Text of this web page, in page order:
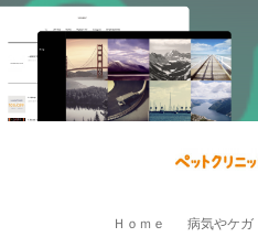
Ｈｏｍｅ 病気やケガ